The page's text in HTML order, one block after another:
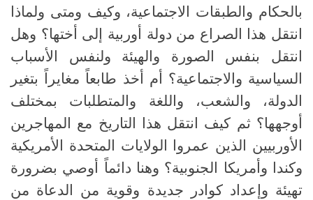
بالحكام والطبقات الاجتماعية، وكيف ومتى ولماذا
انتقل هذا الصراع من دولة أوربية إلى أختها؟ وهل
انتقل بنفس الصورة والهيئة ولنفس الأسباب
السياسية والاجتماعية؟ أم أخذ طابعاً مغايراً بتغير
الدولة، والشعب، واللغة والمتطلبات بمختلف
أوجهها؟ ثم كيف انتقل هذا التاريخ مع المهاجرين
الأوربيين الذين عمروا الولايات المتحدة الأمريكية
وكندا وأمريكا الجنوبية؟ وهنا دائماً أوصي بضرورة
تهيئة وإعداد كوادر جديدة وقوية من الدعاة من